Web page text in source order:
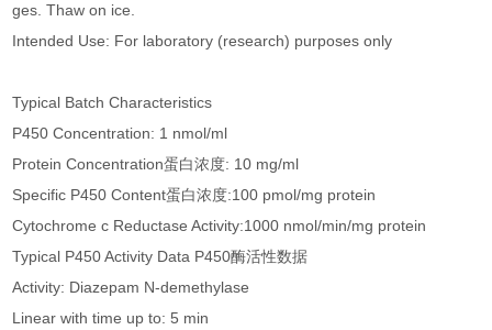
ges. Thaw on ice.
Intended Use: For laboratory (research) purposes only
Typical Batch Characteristics
P450 Concentration: 1 nmol/ml
Protein Concentration蛋白浓度: 10 mg/ml
Specific P450 Content蛋白浓度:100 pmol/mg protein
Cytochrome c Reductase Activity:1000 nmol/min/mg protein
Typical P450 Activity Data P450酶活性数据
Activity: Diazepam N-demethylase
Linear with time up to: 5 min